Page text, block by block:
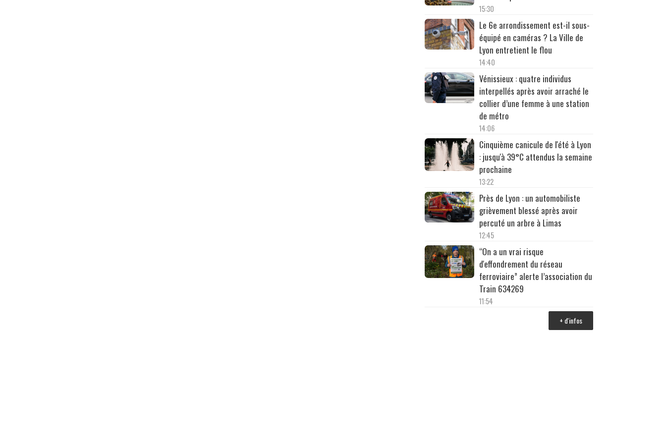
15:30
Le 6e arrondissement est-il sous-
équipé en caméras ? La Ville de
Lyon entretient le flou
14:40
Vénissieux : quatre individus
interpellés après avoir arraché le
collier d’une femme à une station
de métro
14:06
Cinquième canicule de l'été à Lyon
: jusqu'à 39°C attendus la semaine
prochaine
13:22
Près de Lyon : un automobiliste
grièvement blessé après avoir
percuté un arbre à Limas
12:45
“On a un vrai risque
d'effondrement du réseau
ferroviaire” alerte l’association du
Train 634269
11:54
+ d'infos